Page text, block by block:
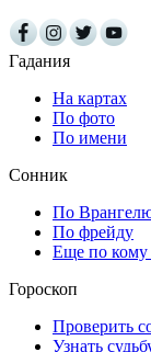
Гадания
На картах
По фото
По имени
Сонник
По
По фрейду
Еще по кому
Гороскоп
Проверить
Узнать